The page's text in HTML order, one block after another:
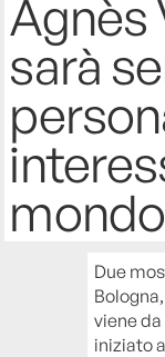
Agnès
sarà
mondo
Due
viene
iniziato